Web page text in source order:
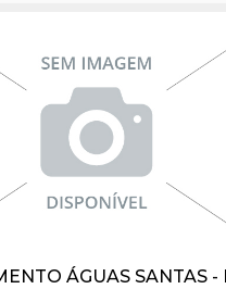
ÁGUAS SANTAS -